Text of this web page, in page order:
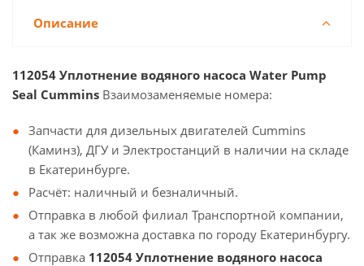
Описание
112054 Уплотнение водяного насоса Water Pump
Seal Cummins Взаимозаменяемые номера:
Запчасти для дизельных двигателей Cummins
(Каминз), ДГУ и Электростанций в наличии на складе
в Екатеринбурге.
Расчёт: наличный и безналичный.
Отправка в любой филиал Транспортной компании,
а так же возможна доставка по городу Екатеринбургу.
Отправка 112054 Уплотнение водяного насоса